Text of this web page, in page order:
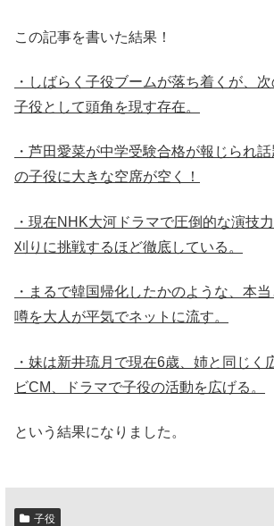
この記事を書いた結果！
・しばらく子役ブームが落ち着くが、
子役として頭角を現す存在。
・芦田愛菜が中学受験合格が報じられ
の子役に大きな空席が空く！
・現在NHK大河ドラマで圧倒的な演技
刈りに挑戦するほど徹底している。
・まるで韓国帰化したかのような、本
噂を大人が平気でネットに流す。
・妹は新井琉月で現在6歳、姉と同じく
ビCM、ドラマで子役の活動を広げる。
という結果になりました。
子役